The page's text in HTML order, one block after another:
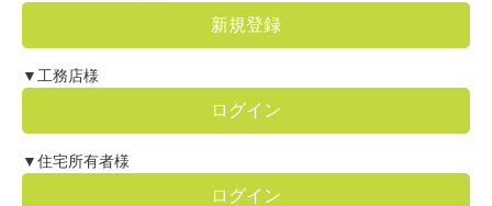
新規登録
▼工務店様
ログイン
▼住宅所有者様
ログイン